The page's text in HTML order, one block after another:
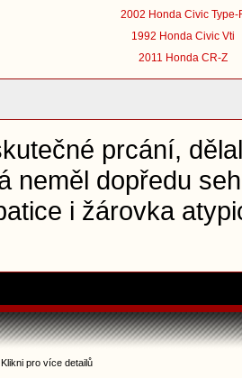
2002 Honda Civic Type-
1992 Honda Civic Vti
2011 Honda CR-Z
prcání,
neměl dopředu
i žárovka
Klikni pro více detailů